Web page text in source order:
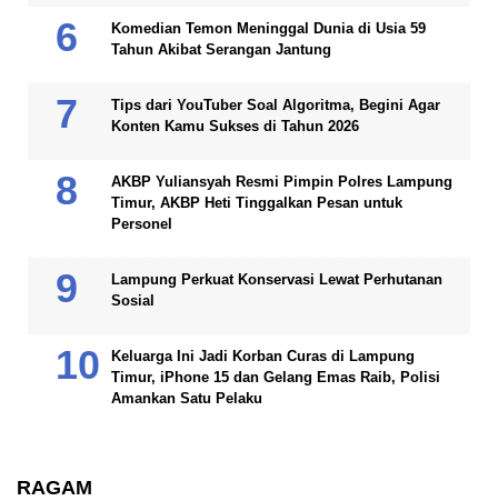
Komedian Temon Meninggal Dunia di Usia 59
Tahun Akibat Serangan Jantung
Tips dari YouTuber Soal Algoritma, Begini Agar
Konten Kamu Sukses di Tahun 2026
AKBP Yuliansyah Resmi Pimpin Polres Lampung
Timur, AKBP Heti Tinggalkan Pesan untuk
Personel
Lampung Perkuat Konservasi Lewat Perhutanan
Sosial
Keluarga Ini Jadi Korban Curas di Lampung
Timur, iPhone 15 dan Gelang Emas Raib, Polisi
Amankan Satu Pelaku
RAGAM